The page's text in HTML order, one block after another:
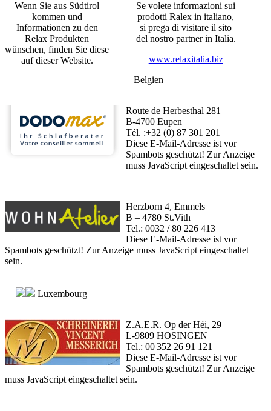
Wenn Sie aus Südtirol
kommen und
Informationen zu den
Relax Produkten
wünschen, finden Sie diese
auf dieser Website.
Se volete informazioni sui
prodotti Ralex in italiano,
si prega di visitare il sito
del nostro partner in Italia.
www.relaxitalia.biz
Belgien
Route de Herbesthal 281
B-4700 Eupen
Tél. :+32 (0) 87 301 201
Diese E-Mail-Adresse ist vor
Spambots geschützt! Zur Anzeige
muss JavaScript eingeschaltet sein.
Herzborn 4, Emmels
B – 4780 St.Vith
Tel.: 0032 / 80 226 413
Diese E-Mail-Adresse ist vor
Spambots geschützt! Zur Anzeige muss JavaScript eingeschaltet
sein.
Luxembourg
Z.A.E.R. Op der Héi, 29
L-9809 HOSINGEN
Tel.: 00 352 26 91 121
Diese E-Mail-Adresse ist vor
Spambots geschützt! Zur Anzeige
muss JavaScript eingeschaltet sein.